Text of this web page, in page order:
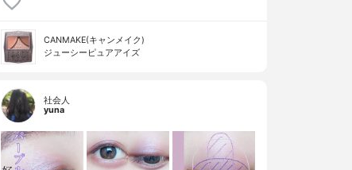
CANMAKE(キャンメイク)
ジューシーピュアアイズ
社会人
yuna